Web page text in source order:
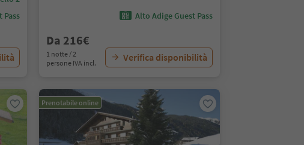
Pass
Alto Adige Guest Pass
Da 216€
1 notte / 2
persone IVA incl.
Verifica disponibilità
Prenotabile online